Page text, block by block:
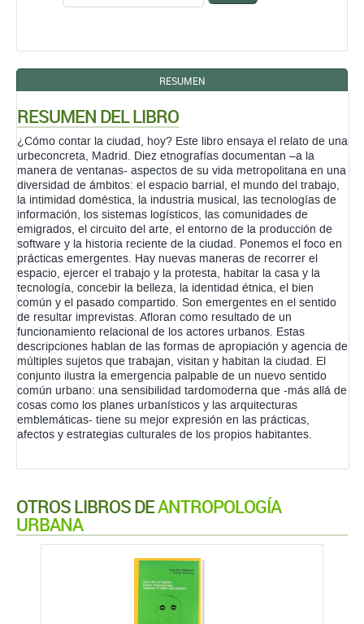
RESUMEN
RESUMEN DEL LIBRO
¿Cómo contar la ciudad, hoy? Este libro ensaya el relato de una
urbeconcreta, Madrid. Diez etnografías documentan –a la
manera de ventanas- aspectos de su vida metropolitana en una
diversidad de ámbitos: el espacio barrial, el mundo del trabajo,
la intimidad doméstica, la industria musical, las tecnologías de
información, los sistemas logísticos, las comunidades de
emigrados, el circuito del arte, el entorno de la producción de
software y la historia reciente de la ciudad. Ponemos el foco en
prácticas emergentes. Hay nuevas maneras de recorrer el
espacio, ejercer el trabajo y la protesta, habitar la casa y la
tecnología, concebir la belleza, la identidad étnica, el bien
común y el pasado compartido. Son emergentes en el sentido
de resultar imprevistas. Afloran como resultado de un
funcionamiento relacional de los actores urbanos. Estas
descripciones hablan de las formas de apropiación y agencia de
múltiples sujetos que trabajan, visitan y habitan la ciudad. El
conjunto ilustra la emergencia palpable de un nuevo sentido
común urbano: una sensibilidad tardomoderna que -más allá de
cosas como los planes urbanísticos y las arquitecturas
emblemáticas- tiene su mejor expresión en las prácticas,
afectos y estrategias culturales de los propios habitantes.
OTROS LIBROS DEANTROPOLOGÍA
URBANA